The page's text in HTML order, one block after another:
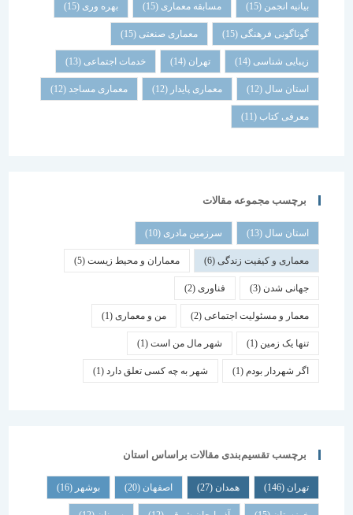
بیانیه انجمن(15) مسابقه معماری (15) بهره وری(15)
گوناگونی فرهنگی (15) معماری صنعتی(15)
زیبایی شناسی (14) تهران خدمات اجتماعی (13)
استان سال(12) معماری پایدار (12) معماری مساجد(12)
معرفی کتاب(11)
برچسب مجموعه مقالات
استان سال(13) سرزمین مادری(10)
معماری و کیفیت زندگی(6) معماران و محیط زیست(5)
جهانی شدن(3) فناوری (2)
معمار و مسئولیت اجتماعی (2) من و معماری (1)
تنها یک زمین(1) شهر مال من است(1)
اگر شهردار بودم (1) شهر به چه کسی تعلق دارد(1)
برچسب تقسیم‌بندی مقالات براساس استان
همدان اصفهان (20) بوشهر